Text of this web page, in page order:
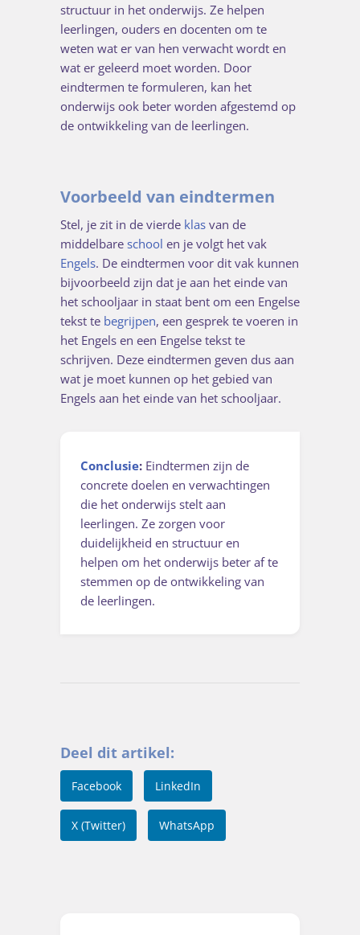
structuur in het onderwijs. Ze helpen
leerlingen, ouders en docenten om te
weten wat er van hen verwacht wordt en
wat er geleerd moet worden. Door
eindtermen te formuleren, kan het
onderwijs ook beter worden afgestemd op
de ontwikkeling van de leerlingen.
Voorbeeld van eindtermen
Stel, je zit in de vierde klas van de
middelbare school en je volgt het vak
Engels. De eindtermen voor dit vak kunnen
bijvoorbeeld zijn dat je aan het einde van
het schooljaar in staat bent om een Engelse
tekst te begrijpen, een gesprek te voeren in
het Engels en een Engelse tekst te
schrijven. Deze eindtermen geven dus aan
wat je moet kunnen op het gebied van
Engels aan het einde van het schooljaar.
Conclusie: Eindtermen zijn de
concrete doelen en verwachtingen
die het onderwijs stelt aan
leerlingen. Ze zorgen voor
duidelijkheid en structuur en
helpen om het onderwijs beter af te
stemmen op de ontwikkeling van
de leerlingen.
Deel dit artikel:
Facebook LinkedIn
X (Twitter) WhatsApp